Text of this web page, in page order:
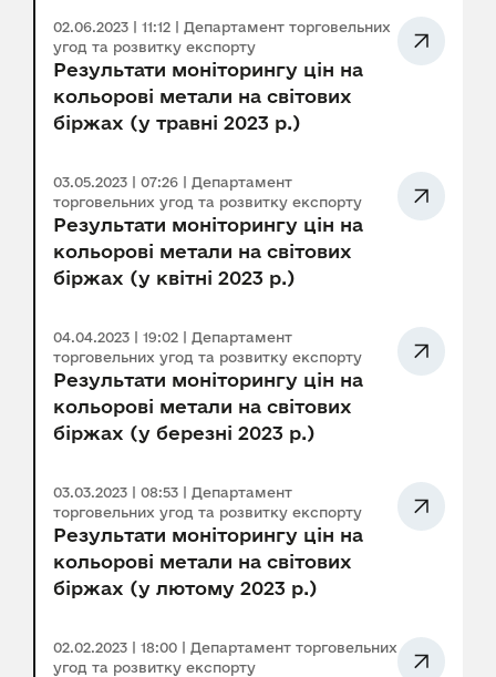
02.06.2023 | 11:12 | Департамент торговельних
угод та розвитку експорту
Результати моніторингу цін на
кольорові метали на світових
біржах (у травні 2023 р.)
03.05.2023 | 07:26 | Департамент
торговельних угод та розвитку експорту
Результати моніторингу цін на
кольорові метали на світових
біржах (у квітні 2023 р.)
04.04.2023 | 19:02 | Департамент
торговельних угод та розвитку експорту
Результати моніторингу цін на
кольорові метали на світових
біржах (у березні 2023 р.)
03.03.2023 | 08:53 | Департамент
торговельних угод та розвитку експорту
Результати моніторингу цін на
кольорові метали на світових
біржах (у лютому 2023 р.)
02.02.2023 | 18:00 | Департамент торговельних
угод та розвитку експорту